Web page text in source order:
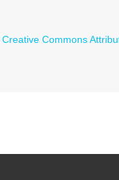
Creative Commons